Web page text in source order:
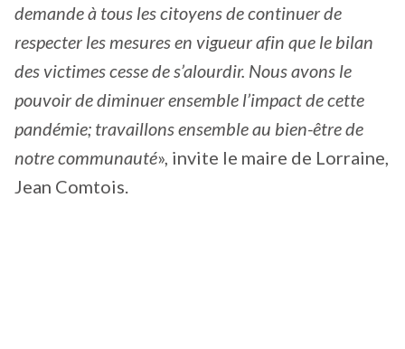
demande à tous les citoyens de continuer de
respecter les mesures en vigueur afin que le bilan
des victimes cesse de s’alourdir. Nous avons le
pouvoir de diminuer ensemble l’impact de cette
pandémie; travaillons ensemble au bien-être de
notre communauté», invite le maire de Lorraine,
Jean Comtois.